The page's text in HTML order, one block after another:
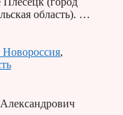
область). …
,